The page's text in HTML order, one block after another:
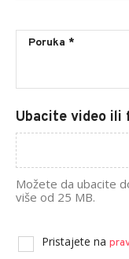
Ubacite video ili
Možete da ubacite
više od 25 MB.
Pristajete na